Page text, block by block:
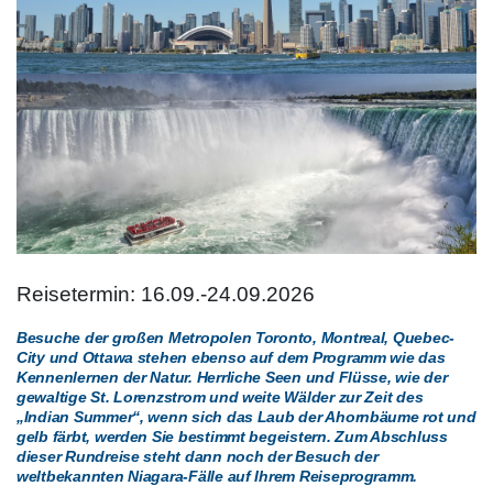
Reisetermin: 16.09.-24.09.2026
Besuche der großen Metropolen Toronto, Montreal, Quebec-
City und Ottawa stehen ebenso auf dem Programm wie das
Kennenlernen der Natur. Herrliche Seen und Flüsse, wie der
gewaltige St. Lorenzstrom und weite Wälder zur Zeit des
„Indian Summer“, wenn sich das Laub der Ahornbäume rot und
gelb färbt, werden Sie bestimmt begeistern. Zum Abschluss
dieser Rundreise steht dann noch der Besuch der
weltbekannten Niagara-Fälle auf Ihrem Reiseprogramm.